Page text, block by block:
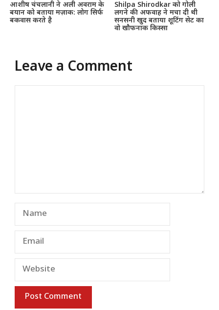
आशीष चंचलानी ने अली अवराम के
बयान को बताया मज़ाक: लोग सिर्फ
बकवास करते है
Shilpa Shirodkar को गोली
लगने की अफवाह ने मचा दी थी
सनसनी खुद बताया शूटिंग सेट का
वो खौफनाक किस्सा
Leave a Comment
Name
Email
Website